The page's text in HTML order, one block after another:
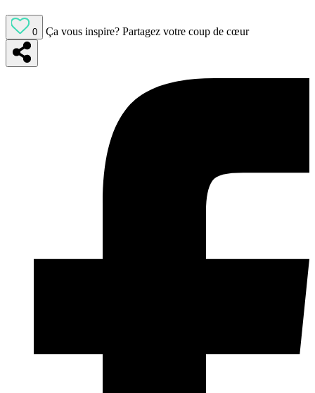
0 Ça vous inspire? Partagez votre coup de cœur